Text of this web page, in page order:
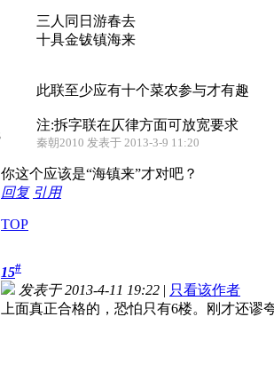
三人同日游春去
十具金钹镇海来
此联至少应有十个菜农参与才有趣
注:拆字联在仄律方面可放宽要求
秦朝2010 发表于 2013-3-9 11:20
你这个应该是“海镇来”才对吧？
回复 引用
TOP
15#
发表于 2013-4-11 19:22 | 只看该作者
上面真正合格的，恐怕只有6楼。刚才还谬